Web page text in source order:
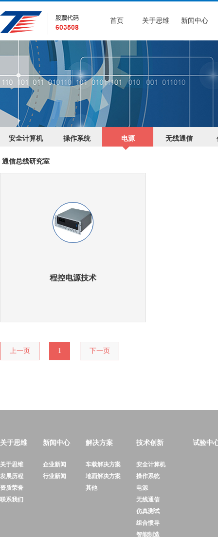
首页 关于思维 新闻中心
安全计算机 操作系统 电源 无线通信
通信总线研究室
程控电源技术
上一页 1 下一页
关于思维
关于思维
发展历程
资质荣誉
联系我们
新闻中心
企业新闻
行业新闻
解决方案
车载解决方案
地面解决方案
其他
技术创新
安全计算机
操作系统
电源
无线通信
仿真测试
组合惯导
智能制造
试验中